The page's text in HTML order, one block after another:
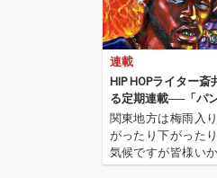
連載
HIP HOPライター斎
る定期連載──「パ
of The Month」 第5回
関東地方は梅雨入
がったり下がった
気候ですが皆様い
でしょうか? HIP